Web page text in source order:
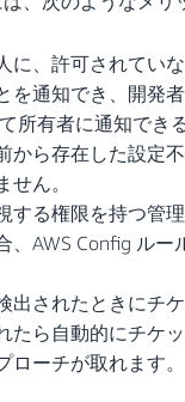
に、許可されてい
を通知でき、開発
所有者に通知できる
から存在した設定
せん。
する権限を持つ管
、AWS Config ルー
出されたときにチケ
たら自動的にチケ
ローチが取れます。